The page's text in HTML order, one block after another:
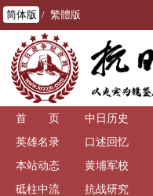
简体版 / 繁體版
首 页 中日历史
英雄名录
口述回忆
本站动态
黄埔军校
砥柱中流
抗战研究